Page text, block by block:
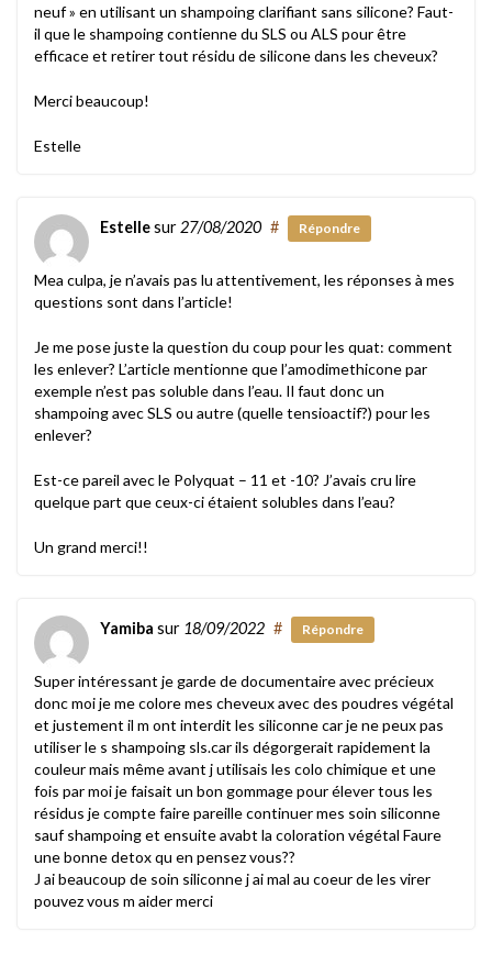
neuf » en utilisant un shampoing clarifiant sans silicone? Faut-
il que le shampoing contienne du SLS ou ALS pour être
efficace et retirer tout résidu de silicone dans les cheveux?
Merci beaucoup!
Estelle
Estellesur 27/08/2020 # Répondre
Mea culpa, je n’avais pas lu attentivement, les réponses à mes
questions sont dans l’article!
Je me pose juste la question du coup pour les quat: comment
les enlever? L’article mentionne que l’amodimethicone par
exemple n’est pas soluble dans l’eau. Il faut donc un
shampoing avec SLS ou autre (quelle tensioactif?) pour les
enlever?
Est-ce pareil avec le Polyquat – 11 et -10? J’avais cru lire
quelque part que ceux-ci étaient solubles dans l’eau?
Un grand merci!!
Yamiba sur 18/09/2022 # Répondre
Super intéressant je garde de documentaire avec précieux
donc moi je me colore mes cheveux avec des poudres végétal
et justement il m ont interdit les siliconne car je ne peux pas
utiliser le s shampoing sls.car ils dégorgerait rapidement la
couleur mais même avant j utilisais les colo chimique et une
fois par moi je faisait un bon gommage pour élever tous les
résidus je compte faire pareille continuer mes soin siliconne
sauf shampoing et ensuite avabt la coloration végétal Faure
une bonne detox qu en pensez vous??
J ai beaucoup de soin siliconne j ai mal au coeur de les virer
pouvez vous m aider merci